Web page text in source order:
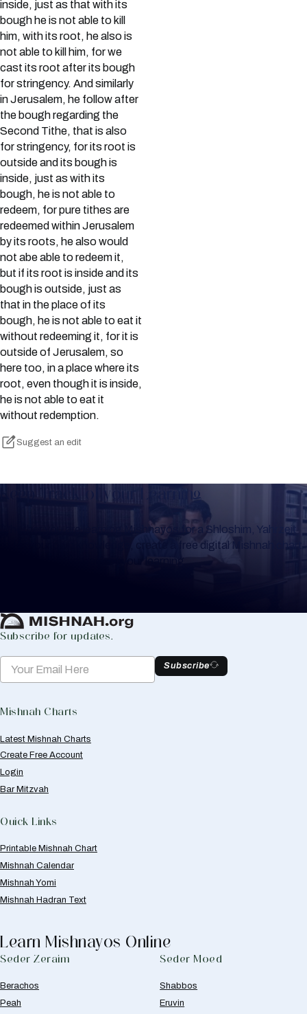
inside, just as that with its
bough he is not able to kill
him, with its root, he also is
not able to kill him, for we
cast its root after its bough
for stringency. And similarly
in Jerusalem, he follow after
the bough regarding the
Second Tithe, that is also
for stringency, for its root is
outside and its bough is
inside, just as with its
bough, he is not able to
redeem, for pure tithes are
redeemed within Jerusalem
by its roots, he also would
not abe able to redeem it,
but if its root is inside and its
bough is outside, just as
that in the place of its
bough, he is not able to eat it
without redeeming it, for it is
outside of Jerusalem, so
here too, in a place where its
root, even though it is inside,
he is not able to eat it
without redemption.
Suggest an edit
Keep Track of your Learning
Whether you are learning Mishnayos for a Shloshim, Yahrzeit
or for your own knowledge, create a free digital Mishnah chart
to help you keep track of your learning.
Subscribe for updates.
Subscribe
Mishnah Charts
Latest Mishnah Charts
Create Free Account
Login
Bar Mitzvah
Quick Links
Printable Mishnah Chart
Mishnah Calendar
Mishnah Yomi
Mishnah Hadran Text
Learn Mishnayos Online
Seder Zeraim
Berachos
Peah
Seder Moed
Shabbos
Eruvin